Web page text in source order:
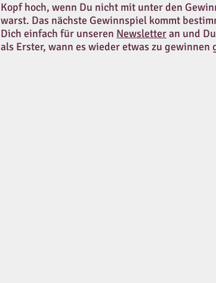
Kopf hoch, wenn Du nicht mit unter den
warst. Das nächste Gewinnspiel kommt
Dich einfach für unseren Newsletteran und
als Erster, wann es wieder etwas zu gewinnen